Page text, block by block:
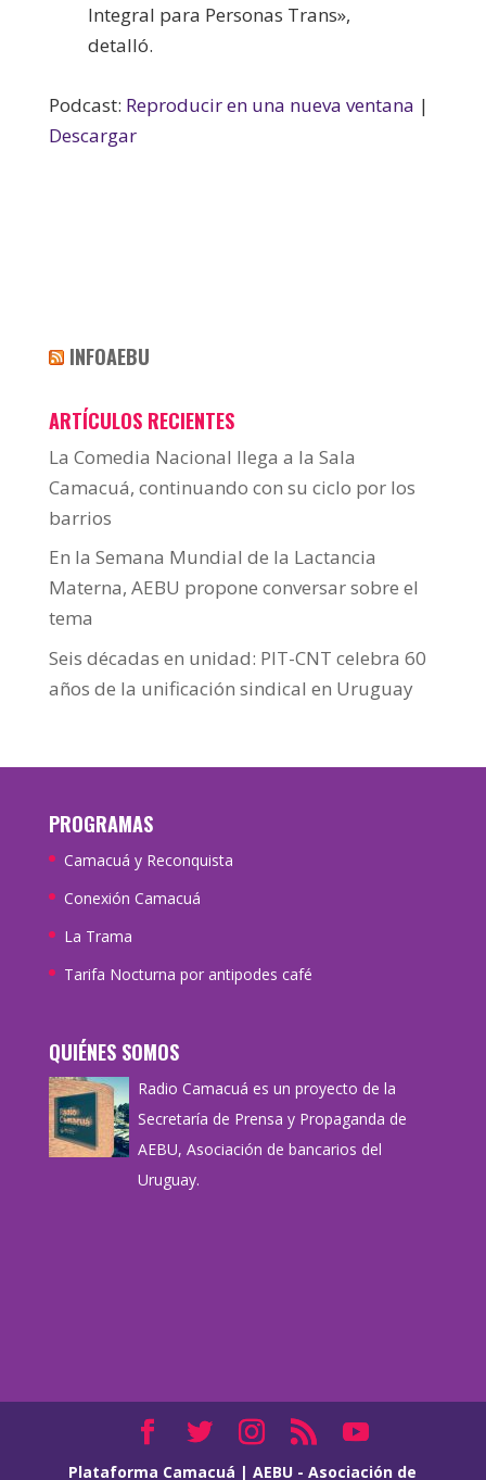
Integral para Personas Trans»,
detalló.
Podcast: Reproducir en una nueva ventana |
Descargar
INFOAEBU
ARTÍCULOS RECIENTES
La Comedia Nacional llega a la Sala
Camacuá, continuando con su ciclo por los
barrios
En la Semana Mundial de la Lactancia
Materna, AEBU propone conversar sobre el
tema
Seis décadas en unidad: PIT-CNT celebra 60
años de la unificación sindical en Uruguay
PROGRAMAS
Camacuá y Reconquista
Conexión Camacuá
La Trama
Tarifa Nocturna por antipodes café
QUIÉNES SOMOS
Radio Camacuá es un proyecto de la
Secretaría de Prensa y Propaganda de
AEBU, Asociación de bancarios del
Uruguay.
Plataforma Camacuá |AEBU - Asociación de